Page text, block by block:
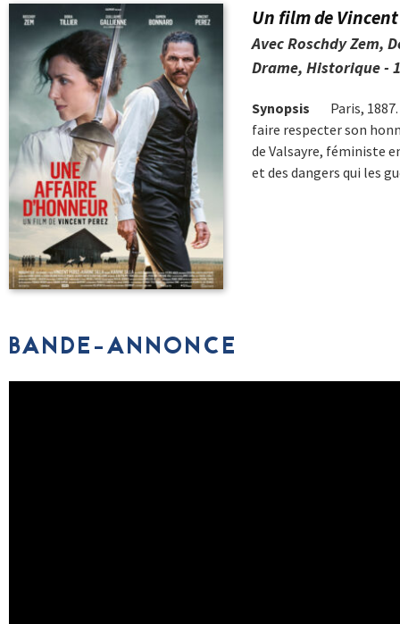
Un film de Vincent
Avec Roschdy Zem,
Drame, Historique -
Synopsis
Paris,
faire respecter son
de Valsayre, féministe
et des dangers qui les
BANDE-ANNONCE